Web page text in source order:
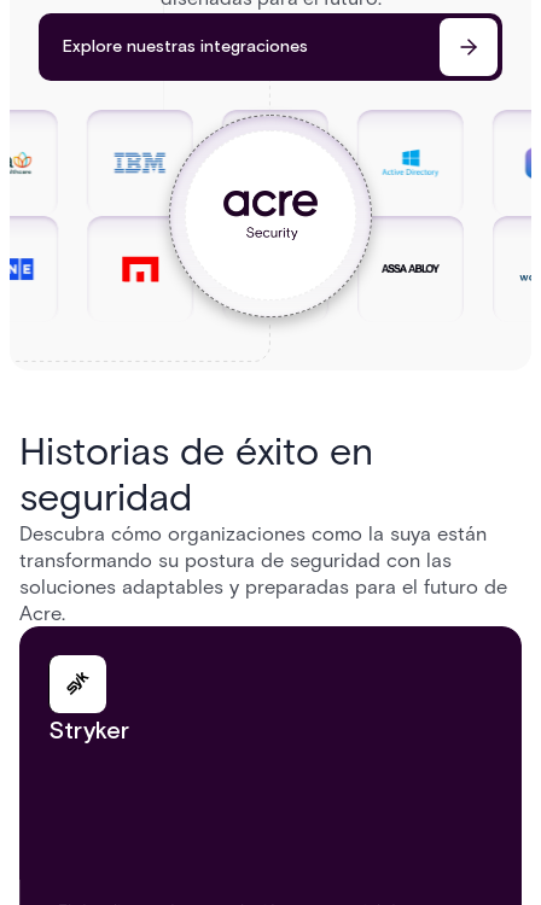
Explore nuestras integraciones
Historias de éxito en
seguridad
Descubra cómo organizaciones como la suya están
transformando su postura de seguridad con las
soluciones adaptables y preparadas para el futuro de
Acre.
Stryker
Pinterest
Google